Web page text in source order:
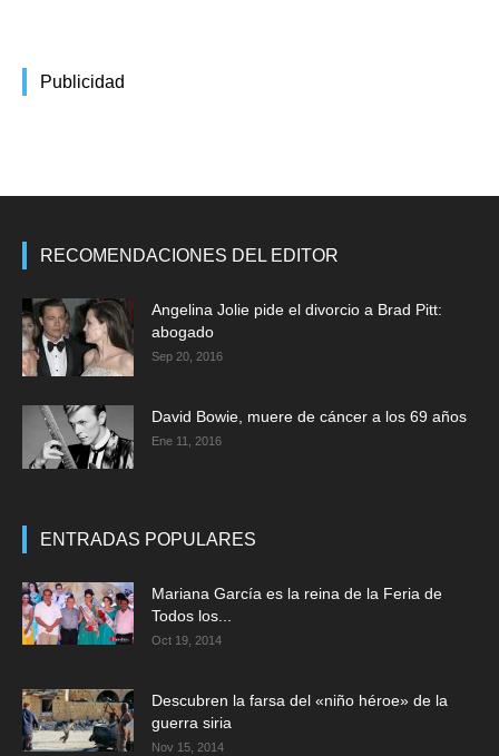
Publicidad
RECOMENDACIONES DEL EDITOR
Angelina Jolie pide el divorcio a Brad Pitt:
abogado
Sep 20, 2016
David Bowie, muere de cáncer a los 69 años
Ene 11, 2016
ENTRADAS POPULARES
Mariana García es la reina de la Feria de
Todos los...
Oct 19, 2014
Descubren la farsa del «niño héroe» de la
guerra siria
Nov 15, 2014